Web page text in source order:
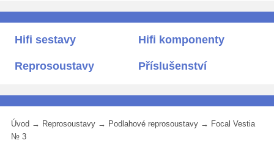
Hifi sestavy Hifi komponenty
Reprosoustavy Příslušenství
Úvod → Reprosoustavy → Podlahové reprosoustavy → Focal Vestia
№ 3